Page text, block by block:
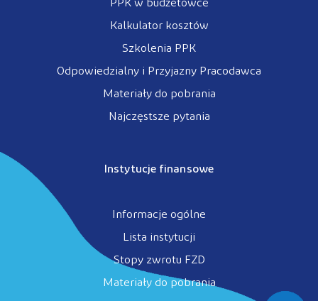
PPK w budżetówce
Kalkulator kosztów
Szkolenia PPK
Odpowiedzialny i Przyjazny Pracodawca
Materiały do pobrania
Najczęstsze pytania
Instytucje finansowe
Informacje ogólne
Lista instytucji
Stopy zwrotu FZD
Materiały do pobrania